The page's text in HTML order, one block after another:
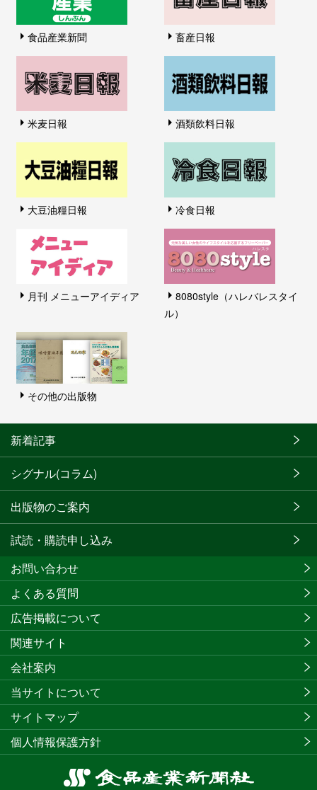
食品産業新聞 畜産日報
米麦日報 酒類飲料日報
大豆油糧日報 冷食日報
月刊 メニューアイディア
8080style（ハレバレスタイ
ル）
その他の出版物
新着記事
シグナル(コラム)
出版物のご案内
試読・購読申し込み
食
お問い合わせ
よくある質問
広告掲載について
関連サイト
会社案内
当サイトについて
サイトマップ
個人情報保護方針